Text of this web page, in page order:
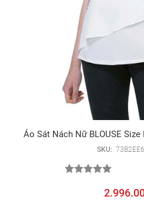
Áo Sát Nách Nữ BLOUSE Size
SKU: